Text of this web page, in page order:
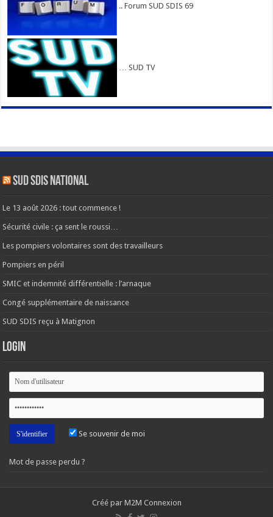
.. Forum SUD SDIS 69
… SUD TV
SUD SDIS national
Le 13 août 2026 : tout commence !
Sécurité civile : ça sent le roussi…
Les pompiers volontaires sont des travailleurs
Pompiers en péril
SMIC et indemnité différentielle : l’arnaque
Congé supplémentaire de naissance
SUD SDIS reçu à Matignon
Login
Se souvenir de moi
Mot de passe perdu ?
Créé par M2M Connexion